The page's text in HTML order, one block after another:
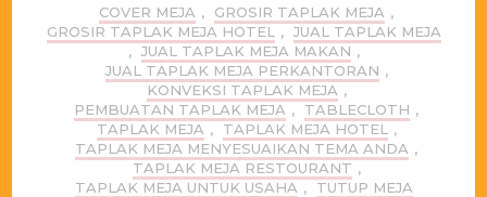
COVER MEJA , GROSIR TAPLAK MEJA ,
GROSIR TAPLAK MEJA HOTEL
, JUAL TAPLAK MEJA
, JUAL TAPLAK MEJA MAKAN ,
JUAL TAPLAK MEJA PERKANTORAN ,
KONVEKSI TAPLAK MEJA ,
PEMBUATAN TAPLAK MEJA , TABLECLOTH ,
TAPLAK MEJA , TAPLAK MEJA HOTEL
,
TAPLAK MEJA MENYESUAIKAN TEMA ANDA ,
TAPLAK MEJA RESTOURANT ,
TAPLAK MEJA UNTUK USAHA , TUTUP MEJA